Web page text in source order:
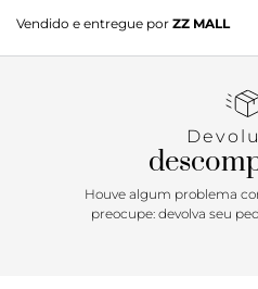
flat, com formato que imita
palmilha texturizada. De bico
Aberto, o chinelo de dedo exibe
Vendido e entregue por ZZ MALL
Houve algum problema
preocupe: devolva seu